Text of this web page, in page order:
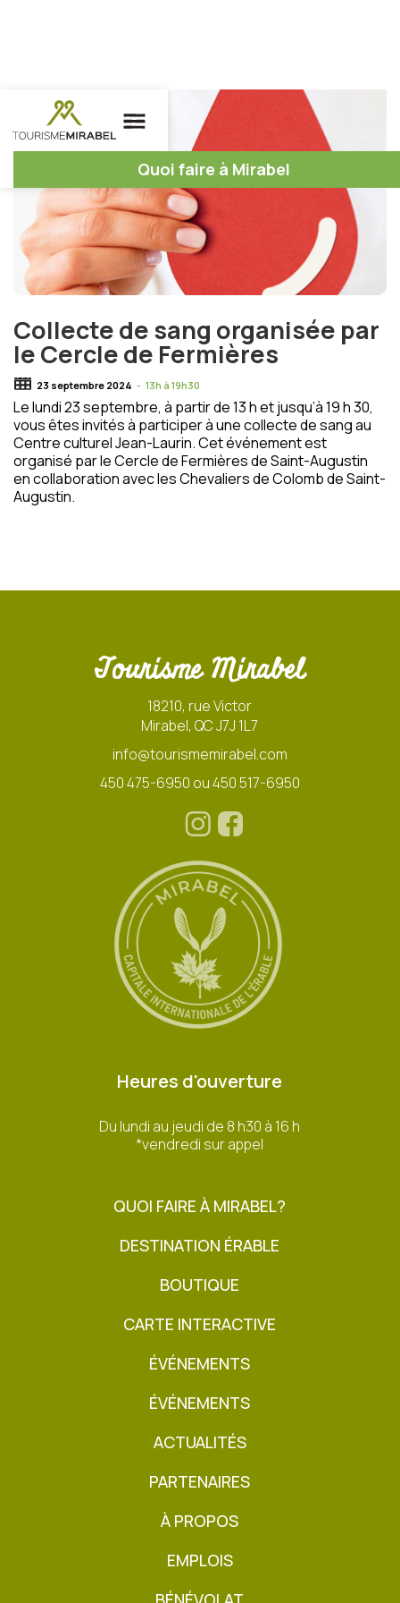
Quoi faire à Mirabel
Collecte de sang organisée par
le Cercle de Fermières
23 septembre 2024 - 13h à 19h30
Le lundi 23 septembre, à partir de 13 h et jusqu’à 19 h 30,
vous êtes invités à participer à une collecte de sang au
Centre culturel Jean-Laurin. Cet événement est
organisé par le Cercle de Fermières de Saint-Augustin
en collaboration avec les Chevaliers de Colomb de Saint-
Augustin.
Tourisme Mirabel
18210, rue Victor
Mirabel, QC J7J 1L7
info@tourismemirabel.com
450 475-6950 ou 450 517-6950
Heures d'ouverture
Du lundi au jeudi de 8 h30 à 16 h
*vendredi sur appel
QUOI FAIRE À MIRABEL?
DESTINATION ÉRABLE
BOUTIQUE
CARTE INTERACTIVE
ÉVÉNEMENTS
ÉVÉNEMENTS
ACTUALITÉS
PARTENAIRES
À PROPOS
EMPLOIS